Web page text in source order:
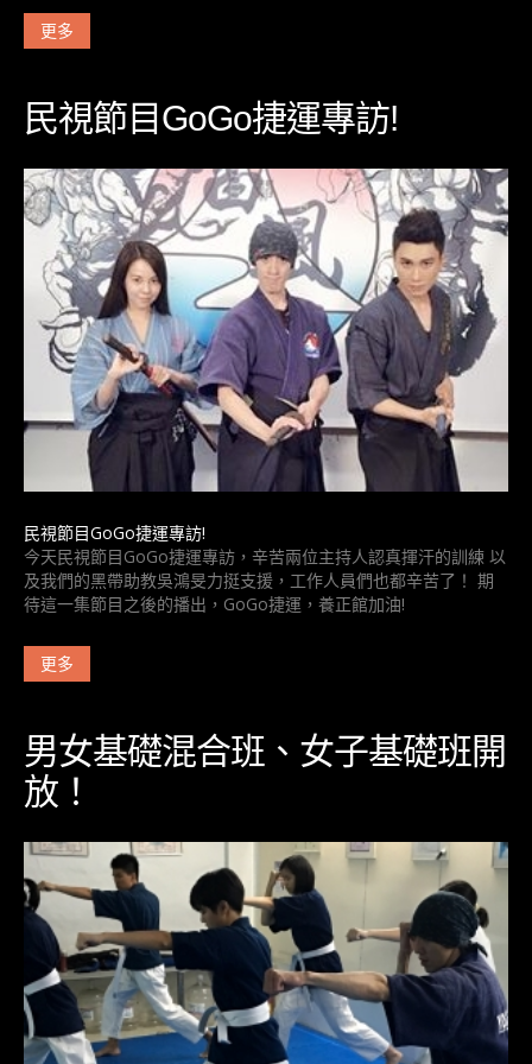
更多
民視節目GoGo捷運專訪!
民視節目GoGo捷運專訪!
今天民視節目GoGo捷運專訪，辛苦兩位主持人認真揮汗的訓練 以
及我們的黑帶助教吳鴻旻力挺支援，工作人員們也都辛苦了！ 期
待這一集節目之後的播出，GoGo捷運，養正館加油!
更多
男女基礎混合班、女子基礎班開
放！